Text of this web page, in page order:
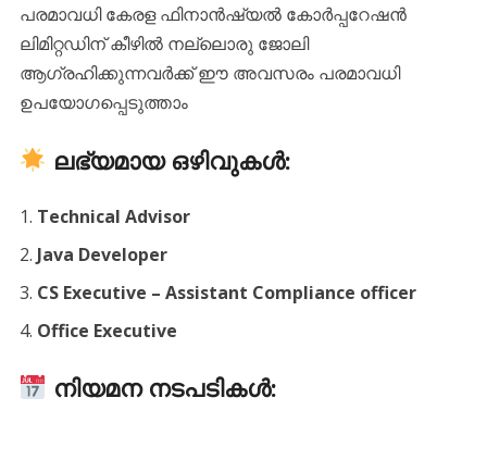
പരമാവധി കേരള ഫിനാൻഷ്യൽ കോർപ്പറേഷൻ
ലിമിറ്റഡിന് കീഴിൽ നല്ലൊരു ജോലി
ആഗ്രഹിക്കുന്നവർക്ക് ഈ അവസരം പരമാവധി
ഉപയോഗപ്പെടുത്താം
ലഭ്യമായ ഒഴിവുകൾ:
Technical Advisor
Java Developer
CS Executive – Assistant Compliance officer
Office Executive
നിയമന നടപടികൾ: